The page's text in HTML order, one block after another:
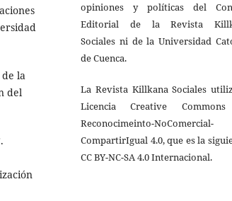
de la
del
opiniones y políticas del
Editorial de la Revista
Sociales ni de la Universidad
de Cuenca.
La Revista Killkana Sociales
Licencia Creative
Reconocimeinto-NoComercial-
CompartirIgual 4.0, que es la
CC BY-NC-SA 4.0 Internacional.